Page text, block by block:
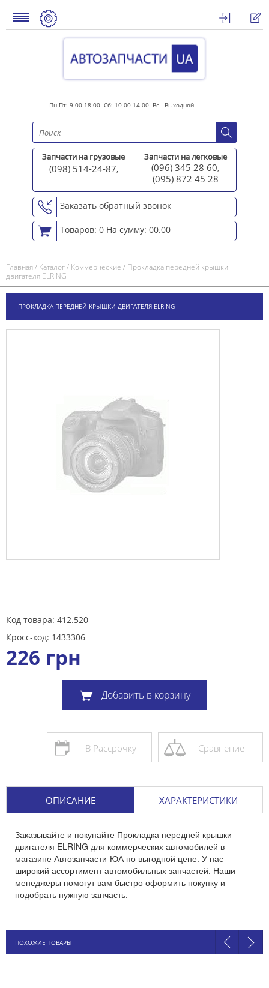
Пн-Пт: 9 00-18 00 Сб: 10 00-14 00 Вс - Выходной
Запчасти на грузовые
(098) 514-24-87,
Запчасти на легковые
(096) 345 28 60,
(095) 872 45 28
Заказать обратный звонок
Товаров: 0 На сумму: 00.00
Главная/ Каталог/ Коммерческие / Прокладка передней крышки
двигателя ELRING
ПРОКЛАДКА ПЕРЕДНЕЙ КРЫШКИ ДВИГАТЕЛЯ ELRING
Код товара: 412.520
Кросс-код: 1433306
226 грн
Добавить в корзину
Сравнение
В Рассрочку
ОПИСАНИЕ ХАРАКТЕРИСТИКИ
Заказывайте и покупайте Прокладка передней крышки
двигателя ELRING для коммерческих автомобилей в
магазине Автозапчасти-ЮА по выгодной цене. У нас
широкий ассортимент автомобильных запчастей. Наши
менеджеры помогут вам быстро оформить покупку и
подобрать нужную запчасть.
ПОХОЖИЕ ТОВАРЫ